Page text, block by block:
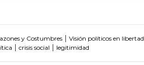
y Costumbres | Visión políticos en libertad
| crisis social | legitimidad